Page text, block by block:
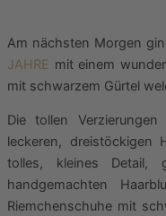
Am nächsten Morgen
JAHRE mit einem
mit schwarzem Gürtel
Die tollen
leckeren, dreistöckigen
tolles, kleines Detail,
handgemachten
Riemchenschuhe mit